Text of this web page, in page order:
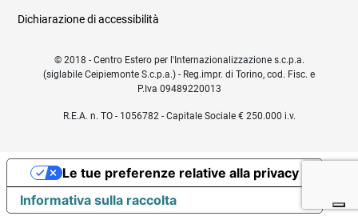
Dichiarazione di accessibilità
© 2018 - Centro Estero per l'Internazionalizzazione s.c.p.a.
(siglabile Ceipiemonte S.c.p.a.) - Reg.impr. di Torino, cod. Fisc. e
P.Iva 09489220013
R.E.A. n. TO - 1056782 - Capitale Sociale € 250.000 i.v.
Informativa sulla raccolta
Le tue preferenze relative alla privacy